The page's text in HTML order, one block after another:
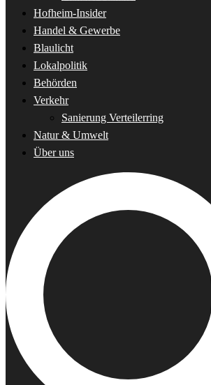
Hofheim-Insider
Handel & Gewerbe
Blaulicht
Lokalpolitik
Behörden
Verkehr
Sanierung Verteilerring
Natur & Umwelt
Über uns